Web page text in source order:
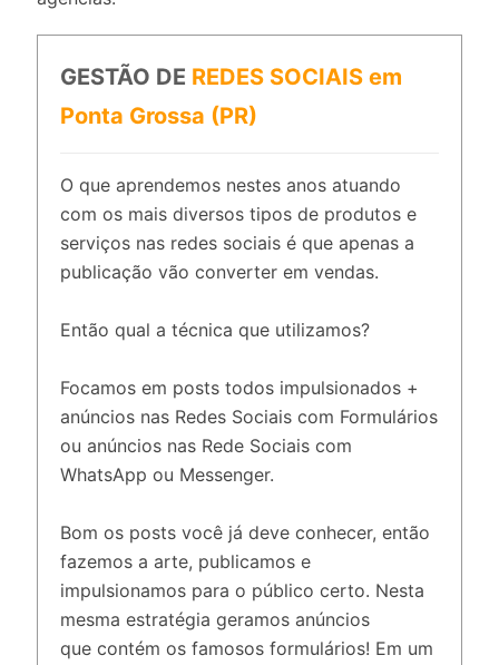
GESTÃO DE REDES SOCIAIS em
Ponta Grossa (PR)
O que aprendemos nestes anos atuando
com os mais diversos tipos de produtos e
serviços nas redes sociais é que apenas a
publicação vão converter em vendas.
Então qual a técnica que utilizamos?
Focamos em posts todos impulsionados +
anúncios nas Redes Sociais com Formulários
ou anúncios nas Rede Sociais com
WhatsApp ou Messenger.
Bom os posts você já deve conhecer, então
fazemos a arte, publicamos e
impulsionamos para o público certo. Nesta
mesma estratégia geramos anúncios
que contém os famosos formulários! Em um